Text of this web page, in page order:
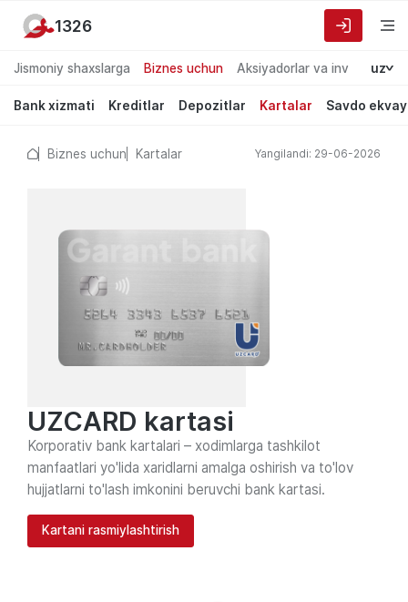
Jismoniy shaxslarga Biznes uchun Aksiyadorlar va investorlarga
uz
Bank xizmati Kreditlar Depozitlar Kartalar Savdo
1326
Biznes uchun Kartalar Yangilandi: 29-06-2026
UZCARD kartasi
Korporativ bank kartalari – xodimlarga tashkilot
manfaatlari yo'lida xaridlarni amalga oshirish va to'lov
hujjatlarni to'lash imkonini beruvchi bank kartasi.
Kartani rasmiylashtirish